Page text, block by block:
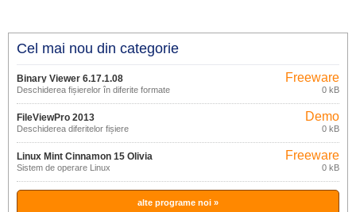
Cel mai nou din categorie
Binary Viewer 6.17.1.08
Deschiderea fișierelor în diferite formate
Freeware
0 kB
FileViewPro 2013
Deschiderea diferitelor fișiere
Demo
0 kB
Linux Mint Cinnamon 15 Olivia
Sistem de operare Linux
Freeware
0 kB
alte programe noi »